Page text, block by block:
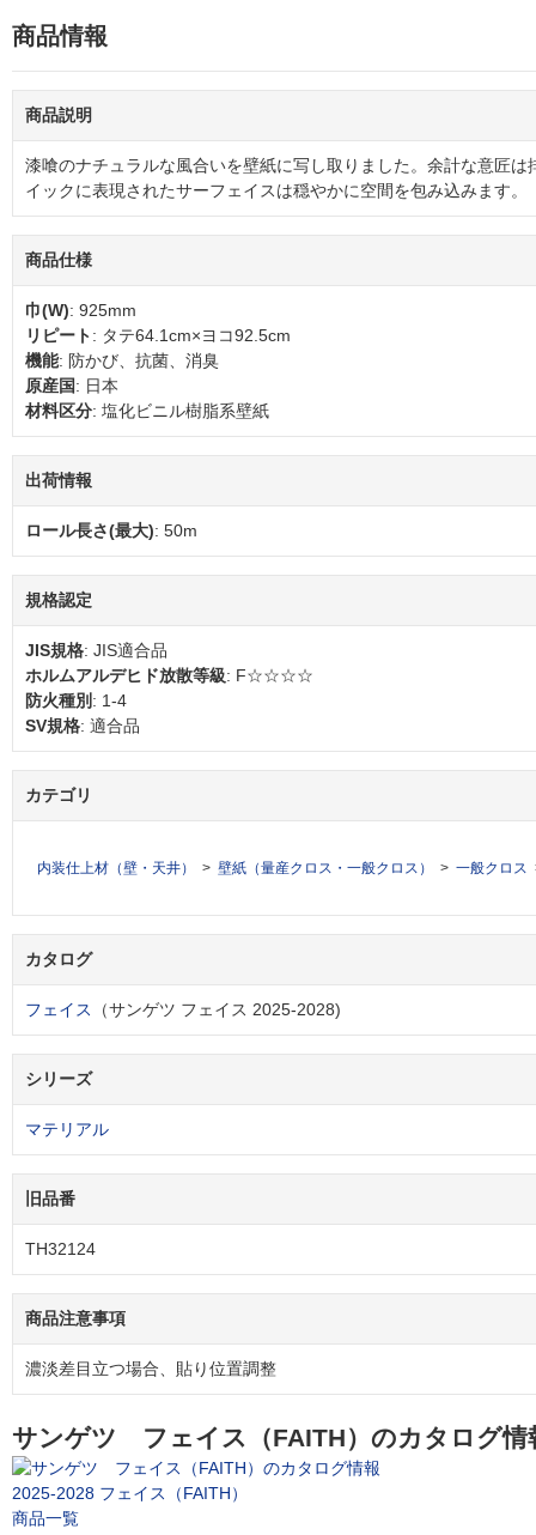
商品情報
商品説明
漆喰のナチュラルな風合いを壁紙に写し取りました。余計な意匠は
イックに表現されたサーフェイスは穏やかに空間を包み込みます。
商品仕様
巾(W): 925mm
リピート: タテ64.1cm×ヨコ92.5cm
機能: 防かび、抗菌、消臭
原産国: 日本
材料区分: 塩化ビニル樹脂系壁紙
出荷情報
ロール長さ(最大): 50m
規格認定
JIS規格: JIS適合品
ホルムアルデヒド放散等級: F☆☆☆☆
防火種別 : 1-4
SV規格: 適合品
カテゴリ
内装仕上材（壁・天井） 壁紙（量産クロス・一般クロス） 一般クロス
カタログ
フェイス （サンゲツ フェイス 2025-2028)
シリーズ
マテリアル
旧品番
TH32124
商品注意事項
濃淡差目立つ場合、貼り位置調整
サンゲツ フェイス（FAITH）のカタログ情
2025-2028 フェイス（FAITH）
商品一覧